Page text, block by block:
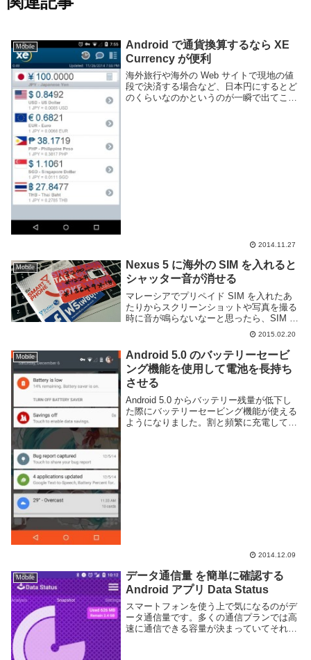
Mobile
Android で通貨換算するなら XE
Currency が便利
海外旅行や海外の Web サイトで現地の値
段で決済する場合など、日本円にするとど
のくらいなのかというのが一瞬で出てこな
2014.11.27
Mobile
Nexus 5 に海外の SIM を入れると
シャッター音が消せる
マレーシアでプリペイド SIM を入れたあ
たりからスクリーンショットや写真を撮る
時に音が鳴らないなーと思ったら、SIM に
よって音を出すか否かを制御しているよう
だった。もちろん本体の音量を調節すれば
ちゃんと音が鳴るが、自分は常にマナーモ
ード...
2015.02.20
Mobile
Android 5.0 のバッテリーセービ
ング機能を使用して電池を長持ち
させる
Android 5.0 からバッテリー残量が低下し
た際にバッテリーセービング機能が使える
ようになりました。割と頻繁に充電してた
2014.12.09
Mobile
データ通信量 を簡単に確認する
Android アプリ Data Status
スマートフォンを使う上で気になるのがデ
ータ通信量です。多くの通信プランでは高
速に通信できる容量が決まっていてそれを